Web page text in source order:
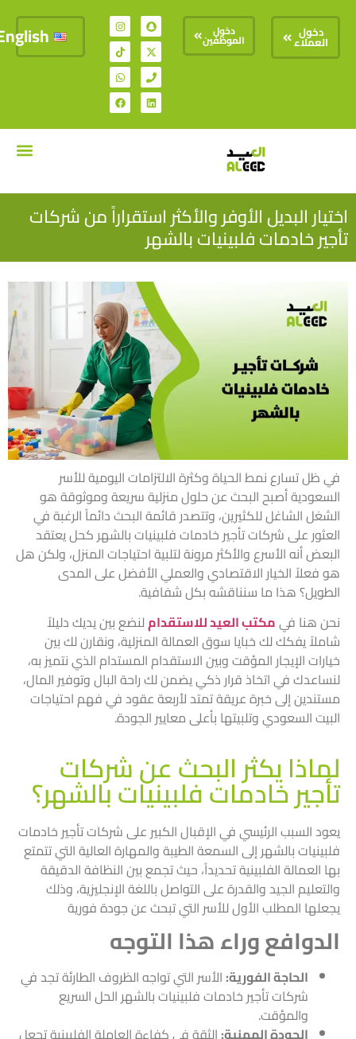
دخول
العملاء
دخول
الموظفين English
اختيار البديل الأوفر والأكثر استقراراً من شركات
تأجير خادمات فلبينيات بالشهر
في ظل تسارع نمط الحياة وكثرة الالتزامات اليومية للأسر
السعودية أصبح البحث عن حلول منزلية سريعة وموثوقة هو
الشغل الشاغل للكثيرين، وتتصدر قائمة البحث دائماً الرغبة في
العثور على شركات تأجير خادمات فلبينيات بالشهر كحل يعتقد
البعض أنه الأسرع والأكثر مرونة لتلبية احتياجات المنزل، ولكن هل
هو فعلاً الخيار الاقتصادي والعملي الأفضل على المدى
الطويل؟ هذا ما سنناقشه بكل شفافية.
نحن هنا فيمكتب العيد للاستقداملنضع بين يديك دليلاً
شاملاً يفكك لك خبايا سوق العمالة المنزلية، ونقارن لك بين
خيارات الإيجار المؤقت وبين الاستقدام المستدام الذي نتميز به،
لنساعدك في اتخاذ قرار ذكي يضمن لك راحة البال وتوفير المال،
مستندين إلى خبرة عريقة تمتد لأربعة عقود في فهم احتياجات
البيت السعودي وتلبيتها بأعلى معايير الجودة.
لماذا يكثر البحث عن شركات
تأجير خادمات فلبينيات بالشهر؟
يعود السبب الرئيسي في الإقبال الكبير على شركات تأجير خادمات
فلبينيات بالشهر إلى السمعة الطيبة والمهارة العالية التي تتمتع
بها العمالة الفلبينية تحديداً، حيث تجمع بين النظافة الدقيقة
والتعليم الجيد والقدرة على التواصل باللغة الإنجليزية، وذلك
يجعلها المطلب الأول للأسر التي تبحث عن جودة فورية
الدوافع وراء هذا التوجه
الحاجة الفورية:الأسر التي تواجه الظروف الطارئة تجد في
شركات تأجير خادمات فلبينيات بالشهر الحل السريع
والمؤقت.